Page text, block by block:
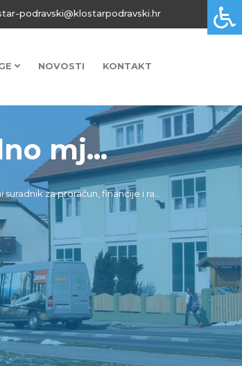
podravski@klostarpodravski.hr
NOVOSTI KONTAKT
mj...
za proračun, financije i ra...